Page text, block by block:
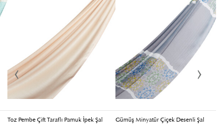
Toz Pembe Çift Taraflı Pamuk İpek Şal Gümüş Minyatür Çiçek Desenli Şal